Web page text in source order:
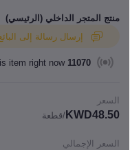
منتج المتجر الداخلي (الرئيسي)
11070
السعر
KWD48.50 /قطعة
السعر الإجمالي